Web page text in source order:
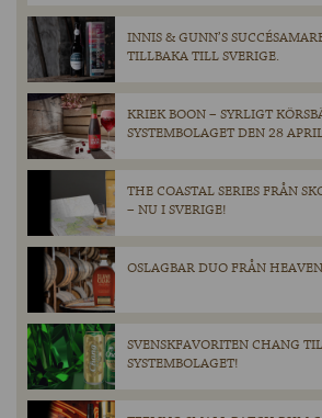
INNIS & GUNN’S
TILLBAKA TILL SVERIGE.
KRIEK BOON – SYRLIGT
SYSTEMBOLAGET DEN 28
THE COASTAL SERIES FRÅN
– NU I SVERIGE!
OSLAGBAR DUO FRÅN
SVENSKFAVORITEN CHANG
SYSTEMBOLAGET!